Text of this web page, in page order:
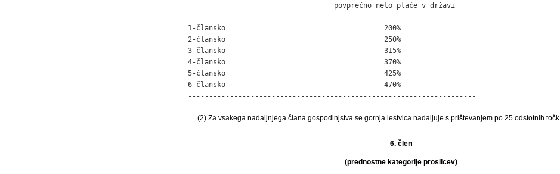
                                   povprečno neto plače v državi
---------------------------------------------------------------------
1-člansko                                      200%
2-člansko                                      250%
3-člansko                                      315%
4-člansko                                      370%
5-člansko                                      425%
6-člansko                                      470%
---------------------------------------------------------------------
(2) Za vsakega nadaljnjega člana gospodinjstva se gornja lestvica nadaljuje s prištevanjem po 25 odstotnih točk.
6. člen
(prednostne kategorije prosilcev)